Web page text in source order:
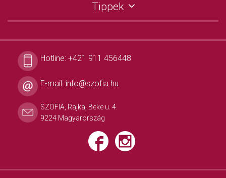
Tippek
Hotline: +421 911 456448
E-mail: info@szofia.hu
SZOFIA, Rajka, Beke u. 4.
9224 Magyarország